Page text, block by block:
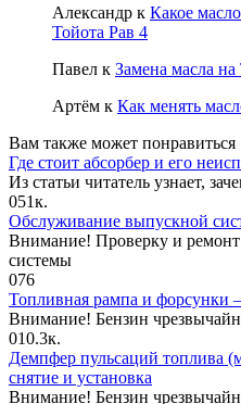
Александр к Какое
Тойота Рав 4
Павел к Замена масла
Артём к Как менять
Вам также может понравиться
Где стоит абсорбер и его
Из статьи читатель узнает,
051к.
Обслуживание выпускной
Внимание! Проверку и
системы
076
Топливная рампа и форсунки
Внимание! Бензин
010.3к.
Демпфер пульсаций топлива
снятие и установка
Внимание! Бензин